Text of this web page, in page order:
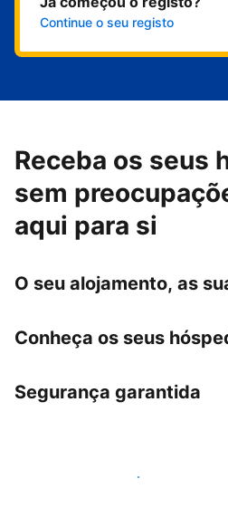
Continue o seu registo
Receba os seus
sem
aqui para si
O seu alojamento, as
Conheça os seus
Segurança garantida
Anuncie connosco hoje